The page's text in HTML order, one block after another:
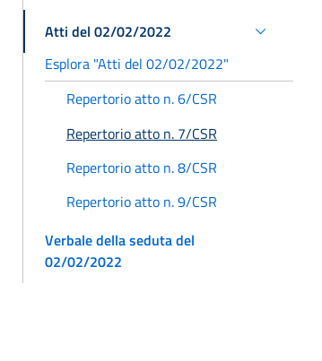
Atti del 02/02/2022
Esplora "Atti del 02/02/2022"
Repertorio atto n. 6/CSR
Repertorio atto n. 7/CSR
Repertorio atto n. 8/CSR
Repertorio atto n. 9/CSR
Verbale della seduta del
02/02/2022